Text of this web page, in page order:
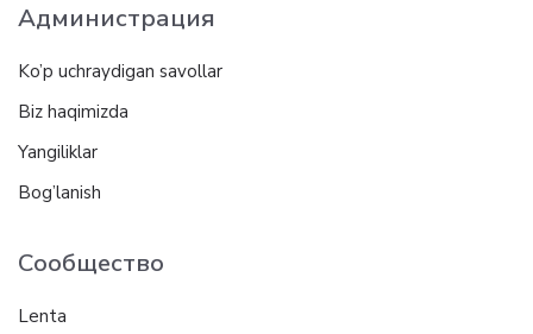
Администрация
Ko’p uchraydigan savollar
Biz haqimizda
Yangiliklar
Bog’lanish
Сообщество
Lenta